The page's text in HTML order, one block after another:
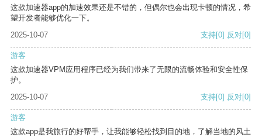
这款加速器app的加速效果还是不错的，但偶尔也会出现卡顿的情况，希
望开发者能够优化一下。
2025-10-07
支持[0] 反对[0]
游客
这款加速器VPM应用程序已经为我们带来了无限的流畅体验和安全性保
护。
2025-10-07
支持[0] 反对[0]
游客
这款app是我旅行的好帮手，让我能够轻松找到目的地，了解当地的风土